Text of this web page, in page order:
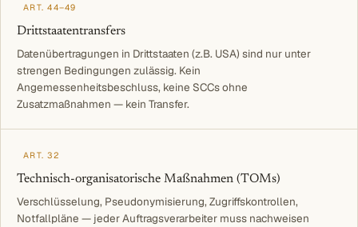
ART. 44–49
Drittstaatentransfers
Datenübertragungen in Drittstaaten (z.B. USA) sind nur unter
strengen Bedingungen zulässig. Kein
Angemessenheitsbeschluss, keine SCCs ohne
Zusatzmaßnahmen — kein Transfer.
ART. 32
Technisch-organisatorische Maßnahmen (TOMs)
Verschlüsselung, Pseudonymisierung, Zugriffskontrollen,
Notfallpläne — jeder Auftragsverarbeiter muss nachweisen